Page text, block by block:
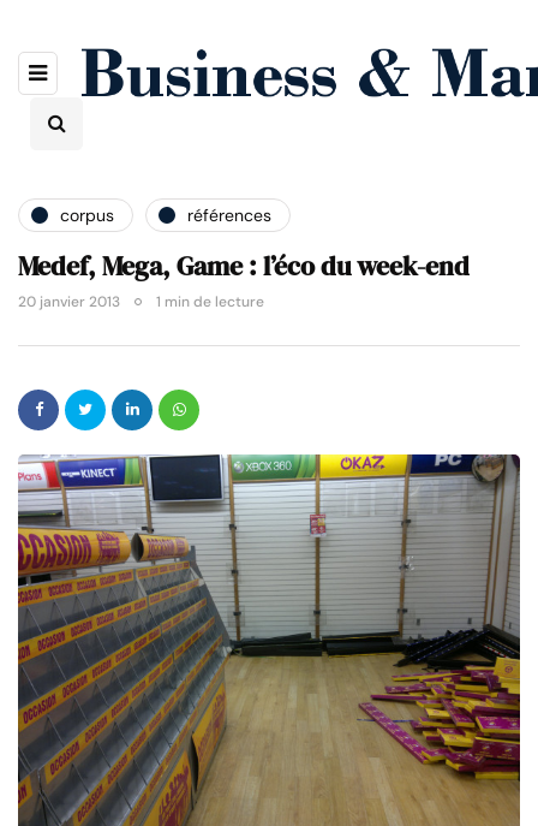
corpus références
Medef, Mega, Game : l’éco du week-end
20 janvier 2013 1 min de lecture